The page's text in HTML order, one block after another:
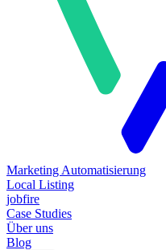
Marketing Automatisierung
Local Listing
jobfire
Case Studies
Über uns
Blog